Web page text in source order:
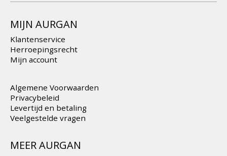
MIJN AURGAN
Klantenservice
Herroepingsrecht
Mijn account
Algemene Voorwaarden
Privacybeleid
Levertijd en betaling
Veelgestelde vragen
MEER AURGAN